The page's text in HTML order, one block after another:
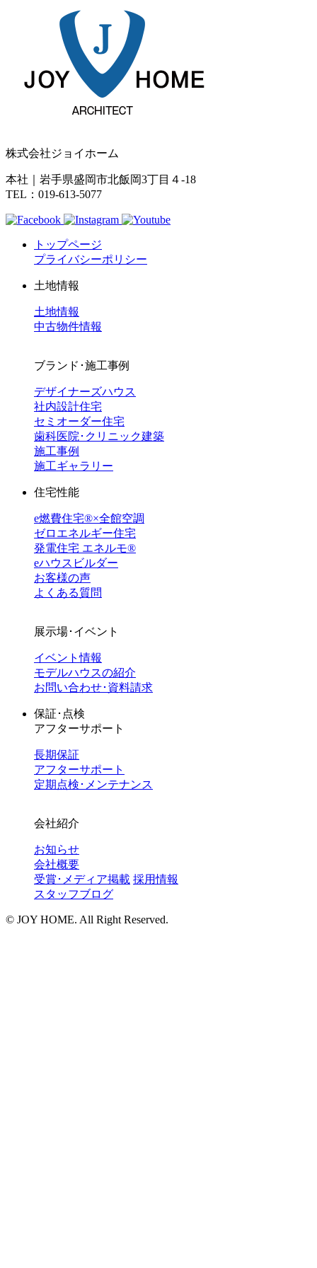
株式会社ジョイホーム
本社｜岩手県盛岡市北飯岡3丁目４-18
TEL：019-613-5077
トップページ
プライバシーポリシー
土地情報
土地情報
中古物件情報
ブランド･施工事例
デザイナーズハウス
社内設計住宅
セミオーダー住宅
歯科医院･クリニック建築
施工事例
施工ギャラリー
住宅性能
e燃費住宅®︎×全館空調
ゼロエネルギー住宅
発電住宅 エネルモ®
eハウスビルダー
お客様の声
よくある質問
展示場･イベント
イベント情報
モデルハウスの紹介
お問い合わせ･資料請求
保証･点検
アフターサポート
長期保証
アフターサポート
定期点検･メンテナンス
会社紹介
お知らせ
会社概要
受賞･メディア掲載 採用情報
スタッフブログ
©︎ JOY HOME. All Right Reserved.